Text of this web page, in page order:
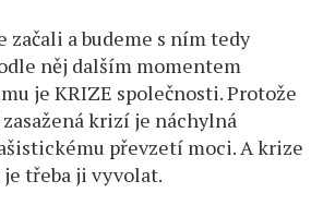
začali a budeme s ním tedy
něj dalším momentem
je KRIZE společnosti. Protože
krizí je náchylná
převzetí moci. A krize
je třeba ji vyvolat.